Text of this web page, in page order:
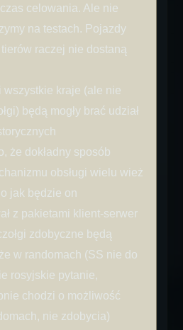
celowania. Ale nie
na testach. Pojazdy
raczej nie dostaną
wszystkie kraje (ale nie
będą mogły brać udział
że dokładny sposób
obsługi wielu wież
jak będzie on
z pakietami klient-serwer
zdobyczne będą
w randomach (SS nie do
rosyjskie pytanie,
chodzi o możliwość
nie zdobycia)